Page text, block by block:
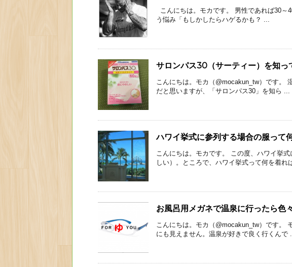
こんにちは。モカです。 男性であれば30～
う悩み「もしかしたらハゲるかも？ ...
サロンパス30（サーティー）を知っ
こんにちは。モカ（@mocakun_tw）です。
だと思いますが、「サロンパス30」を知ら ...
ハワイ挙式に参列する場合の服って
こんにちは。モカです。 この度、ハワイ挙
しい）。ところで、ハワイ挙式って何を着れ
お風呂用メガネで温泉に行ったら色
こんにちは。モカ（@mocakun_tw）です。
にも見えません。温泉が好きで良く行くんで